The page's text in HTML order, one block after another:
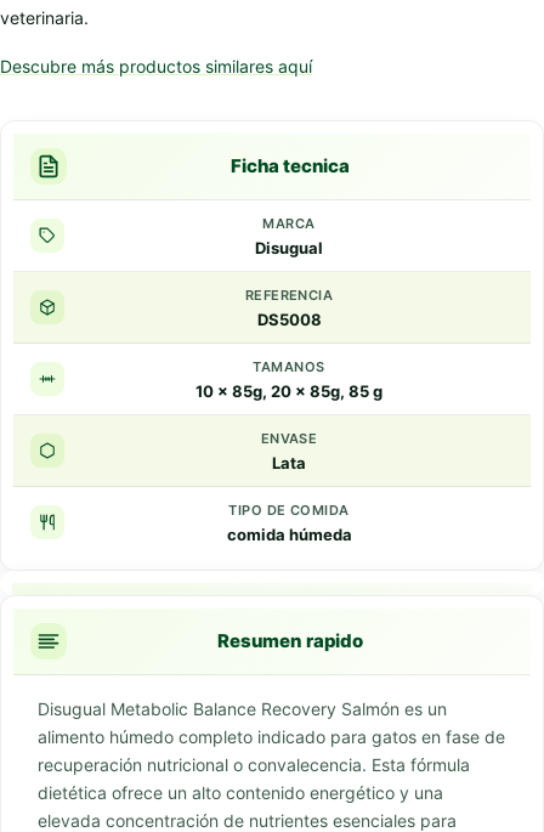
veterinaria.
Descubre más productos similares aquí
Ficha tecnica
MARCA
Disugual
REFERENCIA
DS5008
TAMANOS
10 x 85g, 20 x 85g, 85 g
ENVASE
Lata
TIPO DE COMIDA
comida húmeda
Resumen rapido
Disugual Metabolic Balance Recovery Salmón es un
alimento húmedo completo indicado para gatos en fase de
recuperación nutricional o convalecencia. Esta fórmula
dietética ofrece un alto contenido energético y una
elevada concentración de nutrientes esenciales para